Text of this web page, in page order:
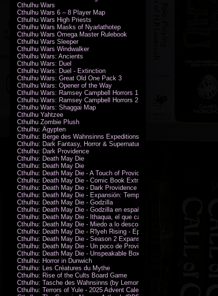
Cthulhu Wars
Cthulhu Wars 6 – 8 Player Map
Cthulhu Wars High Priests
Cthulhu Wars Masks of Nyarlathotep
Cthulhu Wars Omega Master Rulebook
Cthulhu Wars Sleeper
Cthulhu Wars Windwalker
Cthulhu Wars: Ancients
Cthulhu Wars: Duel
Cthulhu Wars: Duel - Extinction
Cthulhu Wars: Great Old One Pack 3
Cthulhu Wars: Opener of the Way
Cthulhu Wars: Ramsey Campbell Horrors 1
Cthulhu Wars: Ramsey Campbell Horrors 2
Cthulhu Wars: Shaggai Map
Cthulhu Yahtzee
Cthulhu Zombie Plush
Cthulhu: Ägypten
Cthulhu: Berge des Wahnsinns Expeditionspack
Cthulhu: Dark Fantasy, Horror & Supernatural Movies
Cthulhu: Dark Providence
Cthulhu: Death May Die
Cthulhu: Death May Die
Cthulhu: Death May Die - A Touch of Providence
Cthulhu: Death May Die - Comic Book Extras vol. 2
Cthulhu: Death May Die - Dark Providence Investigators
Cthulhu: Death May Die - Expansión: Temporada 2
Cthulhu: Death May Die - Godzilla
Cthulhu: Death May Die - Godzilla en español
Cthulhu: Death May Die - Ithaqua, el que camina en el viento
Cthulhu: Death May Die - Miedo a lo desconocido
Cthulhu: Death May Die - R'lyeh Rising - Epic Episode
Cthulhu: Death May Die - Season 2 Expansion
Cthulhu: Death May Die - Un poco de Providence
Cthulhu: Death May Die - Unspeakable Box
Cthulhu: Horror in Dunwich
Cthulhu: Les Créatures du Mythe
Cthulhu: Rise of the Cults Board Game
Cthulhu: Tasche des Wahnsinns (by Lemonfish)
Cthulhu: Terrors of Yule - 2025 Advent Calendar